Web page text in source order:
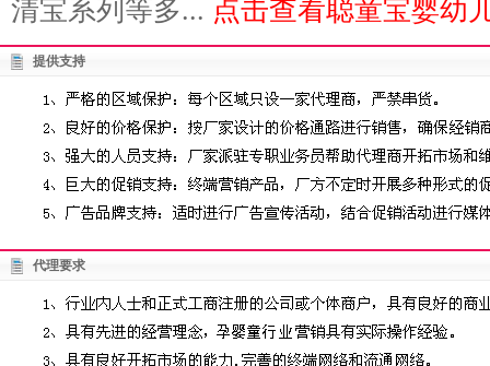
清宝系列等多... 点击查看聪童宝婴幼
提供支持
代理要求